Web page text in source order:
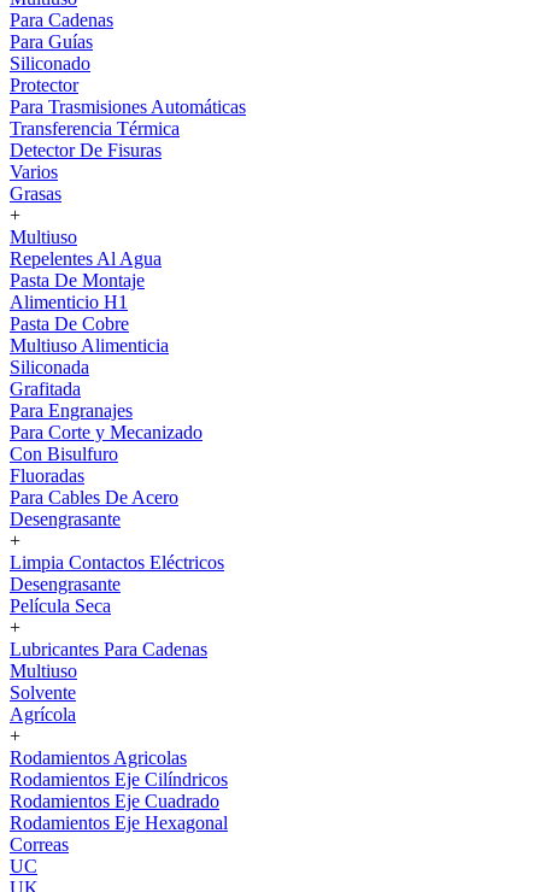
Para Cadenas
Para Guías
Siliconado
Protector
Para Trasmisiones Automáticas
Transferencia Térmica
Detector De Fisuras
Varios
Grasas
+
Multiuso
Repelentes Al Agua
Pasta De Montaje
Alimenticio H1
Pasta De Cobre
Multiuso Alimenticia
Siliconada
Grafitada
Para Engranajes
Para Corte y Mecanizado
Con Bisulfuro
Fluoradas
Para Cables De Acero
Desengrasante
+
Limpia Contactos Eléctricos
Desengrasante
Película Seca
+
Lubricantes Para Cadenas
Multiuso
Solvente
Agrícola
+
Rodamientos Agricolas
Rodamientos Eje Cilíndricos
Rodamientos Eje Cuadrado
Rodamientos Eje Hexagonal
Correas
UC
UK